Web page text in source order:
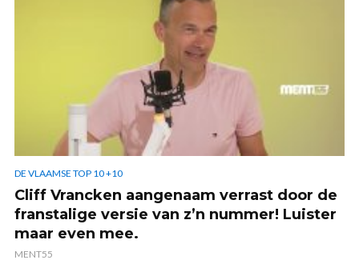
DE VLAAMSE TOP 10 +10
Cliff Vrancken aangenaam verrast door de
franstalige versie van z’n nummer! Luister
maar even mee.
MENT55